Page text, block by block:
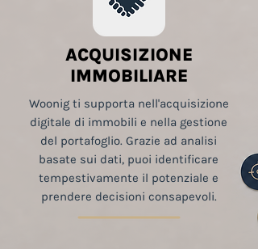
ACQUISIZIONE
IMMOBILIARE
Woonig ti supporta nell'acquisizione
digitale di immobili e nella gestione
del portafoglio. Grazie ad analisi
basate sui dati, puoi identificare
tempestivamente il potenziale e
prendere decisioni consapevoli.